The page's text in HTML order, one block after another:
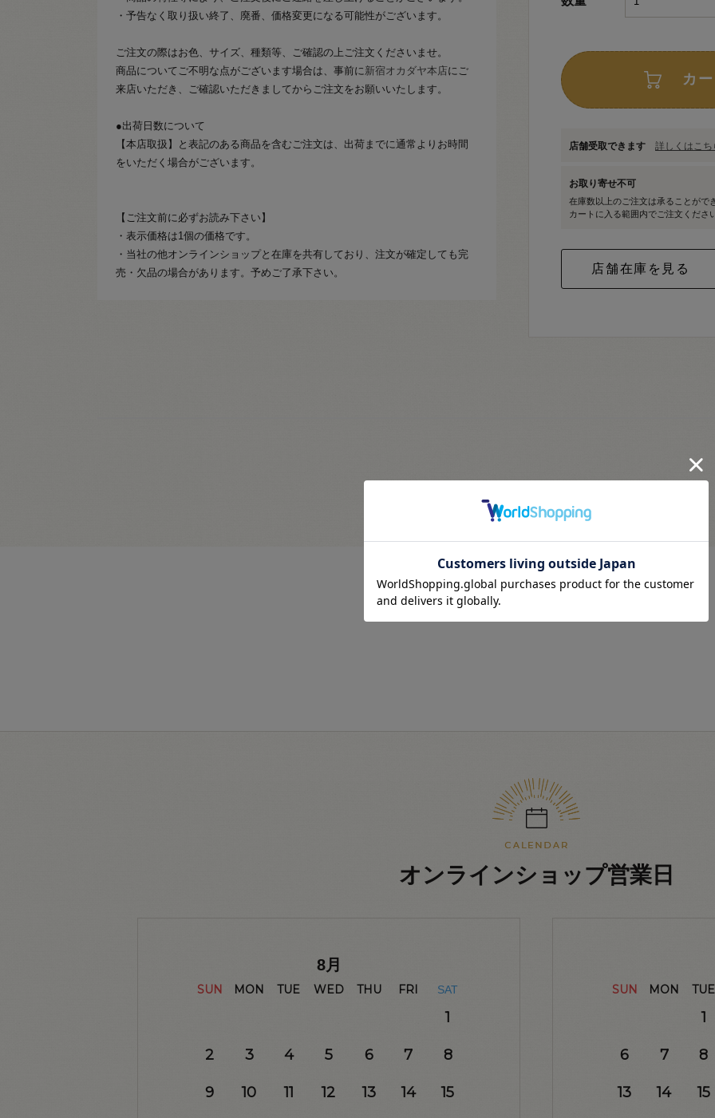
・予告なく取り扱い終了、廃番、価格変更になる可能性がございます。
ご注文の際はお色、サイズ、種類等、ご確認の上ご注文くださいませ。
商品についてご不明な点がございます場合は、事前に 新宿オカダヤ本店にご
来店いただき、ご確認いただきましてからご注文をお願いいたします。
●出荷日数について
【本店取扱】と表記のある商品を含むご注文は、出荷までに通常よりお時間
をいただく場合がございます。
【ご注文前に必ずお読み下さい】
・表示価格は1個の価格です。
・当社の他オンラインショップと在庫を共有しており、注文が確定しても完
売・欠品の場合があります。予めご了承下さい。
カ
店舗受取できます 詳しくはこち
お取り寄せ不可
在庫数以上のご注文は承ることがで
カートに入る範囲内でご注文くださ
最近見た商品
オンラインショップ営業日
8月
SUN MON TUE WED THU FRI SAT
1
2 3 4 5 6 7 8
9 10 11 12 13 14 15
SUN MON TUE
1
6 7 8
13 14 15